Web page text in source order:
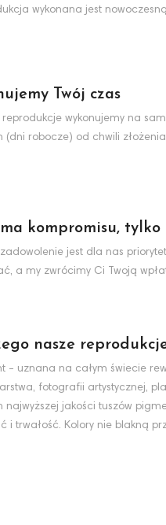
wykonana jest
Twój czas
reprodukcje wykonujemy na
(dni robocze) od chwili
kompromisu, tylko
zadowolenie jest dla nas
a my zwrócimy Ci Twoją
nasze
- uznana na całym świecie
fotografii artystycznej,
najwyższej jakości tuszów
i trwałość. Kolory nie blakną